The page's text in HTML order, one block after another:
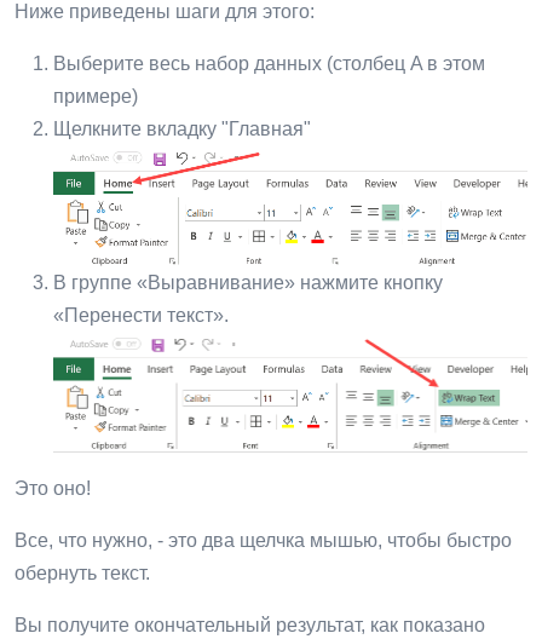
Ниже приведены шаги для этого:
Выберите весь набор данных (столбец A в этом
примере)
Щелкните вкладку "Главная"
В группе «Выравнивание» нажмите кнопку
«Перенести текст».
Это оно!
Все, что нужно, - это два щелчка мышью, чтобы быстро
обернуть текст.
Вы получите окончательный результат, как показано